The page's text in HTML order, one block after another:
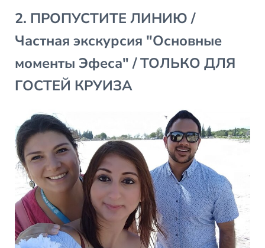
2. ПРОПУСТИТЕ ЛИНИЮ /
Частная экскурсия "Основные
моменты Эфеса" / ТОЛЬКО ДЛЯ
ГОСТЕЙ КРУИЗА